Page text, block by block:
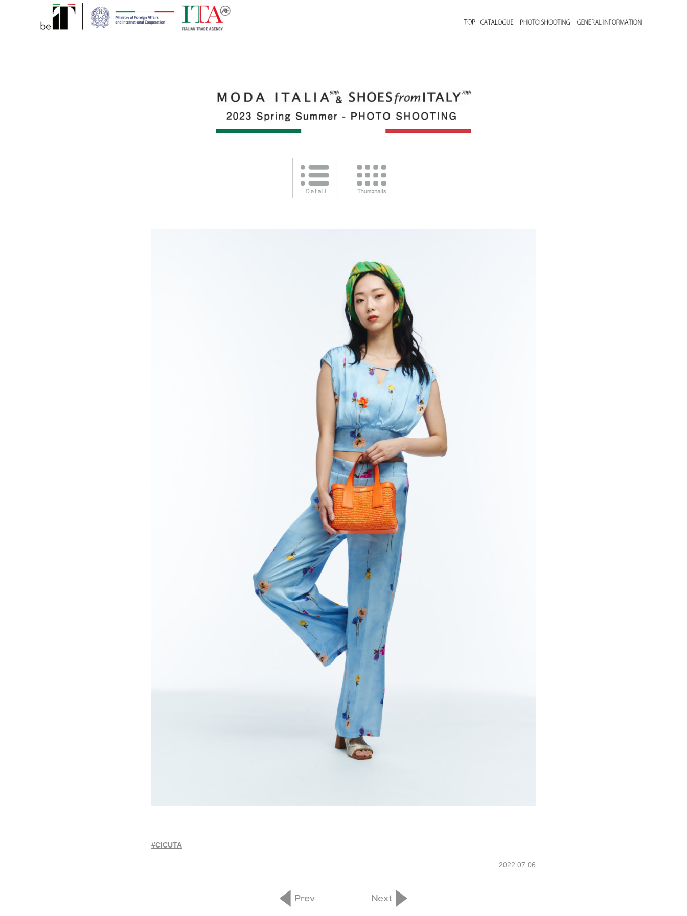
#CICUTA
2022.07.06